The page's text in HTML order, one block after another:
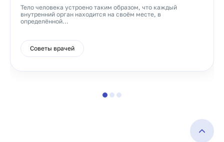
Тело человека устроено таким образом, что каждый
внутренний орган находится на своём месте, в
определённой...
Советы врачей